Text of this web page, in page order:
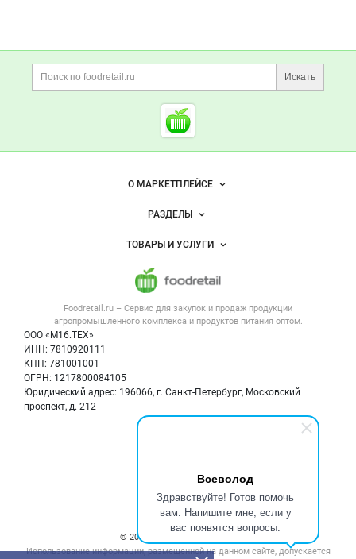
Всеволод
Здравствуйте! Готов помочь
вам. Напишите мне, если у
вас появятся вопросы.
Дополнительная информация
Поиск по сайту и
Искать
Cсылки на полезные
Foodretail.ru
— продукты
Важные разделы и контакты
Foodretail.ru – Сервис для закупок и продаж продукции
агропромышленного комплекса и продуктов питания оптом.
ООО «М16.ТЕХ»
ИНН: 7810920111
КПП: 781001001
ОГРН: 1217800084105
Юридический адрес: 196066, г. Санкт-Петербург, Московский
проспект, д. 212
Навигация по сайтуО МАРКЕТПЛЕЙСЕ
Новости Foodretail.ru
Размещение рекламы
Публичная оферта
Контактная информация
Политика обработки персональных данных
РАЗДЕЛЫ
Объявления
Новости рынка
Вакансии
ТОВАРЫ И УСЛУГИ
Напитки, соки, вода
Оборудование для пищепрома
Информация о компаниях
Карта объявлений
Счетчики, авторское право, логотипы
© 2008‑2026 ООО “М16.Тех”.
Использование информации, размещенной на данном сайте, допускается